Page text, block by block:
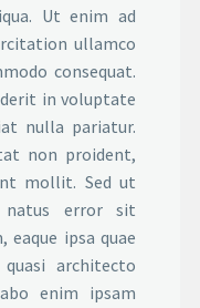
Ut enim ad
ullamco
consequat.
in voluptate
nulla pariatur.
non proident,
mollit. Sed ut
natus error sit
ipsa quae
architecto
enim ipsam